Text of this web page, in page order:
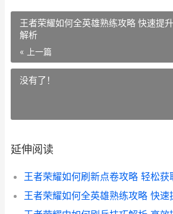
王者荣耀如何全英雄熟练攻略 快速提
解析
« 上一篇
没有了！
延伸阅读